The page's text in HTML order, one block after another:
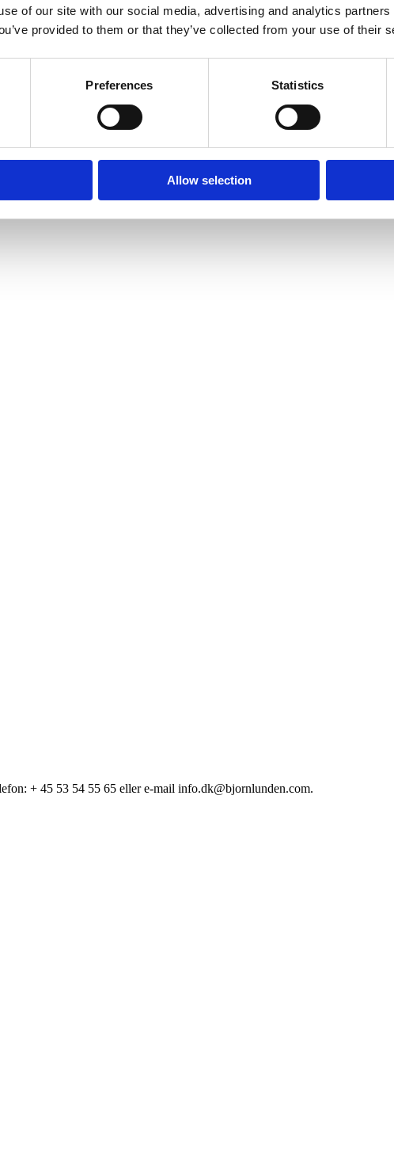
of our site with our social media, advertising and analytics
provided to them or that they’ve collected from your use of their
Preferences Statistics
Allow selection
+ 45 53 54 55 65 eller e-mail info.dk@bjornlunden.com.
+ 45 53 54 55 65 eller e-mail info.dk@bjornlunden.com.